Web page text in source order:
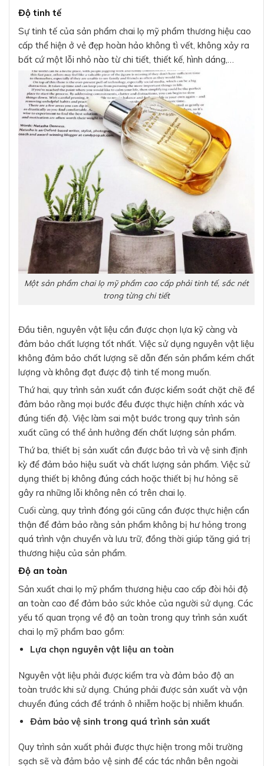
Độ tinh tế
Sự tinh tế của sản phẩm chai lọ mỹ phẩm thương hiệu cao
cấp thể hiện ở vẻ đẹp hoàn hảo không tì vết, không xảy ra
bất cứ một lỗi nhỏ nào từ chi tiết, thiết kế, hình dáng,…
Một sản phẩm chai lọ mỹ phẩm cao cấp phải tinh tế, sắc nét
trong từng chi tiết
Đầu tiên, nguyên vật liệu cần được chọn lựa kỹ càng và
đảm bảo chất lượng tốt nhất. Việc sử dụng nguyên vật liệu
không đảm bảo chất lượng sẽ dẫn đến sản phẩm kém chất
lượng và không đạt được độ tinh tế mong muốn.
Thứ hai, quy trình sản xuất cần được kiểm soát chặt chẽ để
đảm bảo rằng mọi bước đều được thực hiện chính xác và
đúng tiến độ. Việc làm sai một bước trong quy trình sản
xuất cũng có thể ảnh hưởng đến chất lượng sản phẩm.
Thứ ba, thiết bị sản xuất cần được bảo trì và vệ sinh định
kỳ để đảm bảo hiệu suất và chất lượng sản phẩm. Việc sử
dụng thiết bị không đúng cách hoặc thiết bị hư hỏng sẽ
gây ra những lỗi không nên có trên chai lọ.
Cuối cùng, quy trình đóng gói cũng cần được thực hiện cẩn
thận để đảm bảo rằng sản phẩm không bị hư hỏng trong
quá trình vận chuyển và lưu trữ, đồng thời giúp tăng giá trị
thương hiệu của sản phẩm.
Độ an toàn
Sản xuất chai lọ mỹ phẩm thương hiệu cao cấp đòi hỏi độ
an toàn cao để đảm bảo sức khỏe của người sử dụng. Các
yếu tố quan trọng về độ an toàn trong quy trình sản xuất
chai lọ mỹ phẩm bao gồm:
Lựa chọn nguyên vật liệu an toàn
Nguyên vật liệu phải được kiểm tra và đảm bảo độ an
toàn trước khi sử dụng. Chúng phải được sản xuất và vận
chuyển đúng cách để tránh ô nhiễm hoặc bị nhiễm khuẩn.
Đảm bảo vệ sinh trong quá trình sản xuất
Quy trình sản xuất phải được thực hiện trong môi trường
sạch sẽ và đảm bảo vệ sinh để các tác nhân bên ngoài